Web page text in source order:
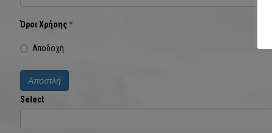
Όροι Χρήσης*
Αποδοχή
Αποστλή
Select